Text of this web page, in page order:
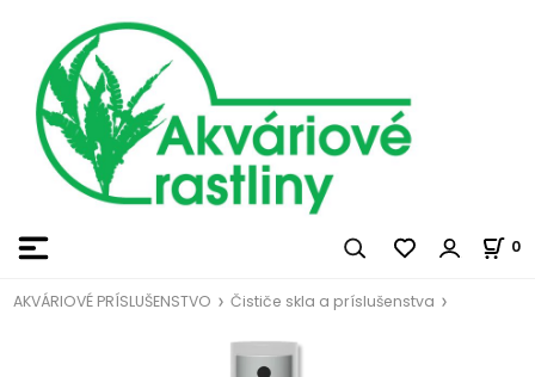
0
AKVÁRIOVÉ PRÍSLUŠENSTVO Čističe skla a príslušenstva